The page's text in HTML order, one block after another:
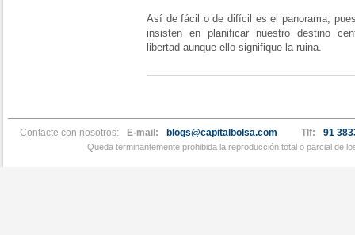
Así de fácil o de difícil es el panorama,
insisten en planificar nuestro destino
libertad aunque ello signifique la ruina.
Contacte con nosotros: E-mail: blogs@capitalbolsa.com Tlf: 91
Queda terminantemente prohibida la reproducción total o parcial de